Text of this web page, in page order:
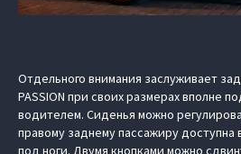
Отдельного внимания заслуживает
PASSION при своих размерах вполне
водителем. Сиденья можно
правому заднему пассажиру доступна
под ноги. Двумя кнопками можно